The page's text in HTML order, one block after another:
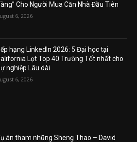
Cho Người Mua Căn Nhà Đầu Tiên
6, 2026
hạng LinkedIn 2026: 5 Đại học tại
Lọt Top 40 Trường Tốt nhất cho
nghiệp Lâu dài
6, 2026
án tham nhũng Sheng Thao – David